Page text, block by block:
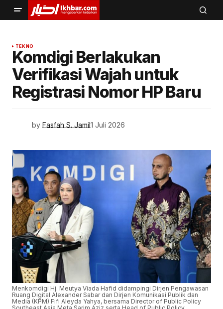
TEKNO
Komdigi Berlakukan
Verifikasi Wajah untuk
Registrasi Nomor HP Baru
by Fasfah S. Jamil1 Juli 2026
Menkomdigi Hj. Meutya Viada Hafid didampingi Dirjen Pengawasan
Ruang Digital Alexander Sabar dan Dirjen Komunikasi Publik dan
Media (KPM) Fifi Aleyda Yahya, bersama Director of Public Policy